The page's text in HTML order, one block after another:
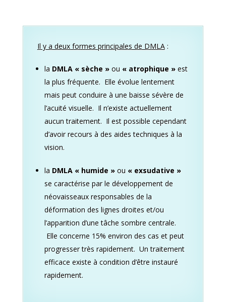
Il y a deux formes principales de DMLA:
la DMLA « sèche »ou « atrophique »est
la plus fréquente. Elle évolue lentement
mais peut conduire à une baisse sévère de
l’acuité visuelle. Il n’existe actuellement
aucun traitement. Il est possible cependant
d’avoir recours à des aides techniques à la
vision.
la DMLA « humide »ou « exsudative »
se caractérise par le développement de
néovaisseaux responsables de la
déformation des lignes droites et/ou
l’apparition d’une tâche sombre centrale.
Elle concerne 15% environ des cas et peut
progresser très rapidement. Un traitement
efficace existe à condition d’être instauré
rapidement.